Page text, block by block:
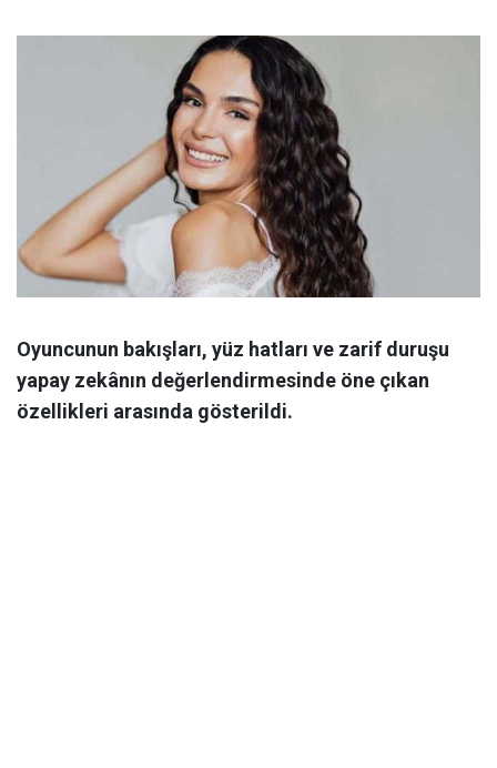
Oyuncunun bakışları, yüz hatları ve zarif duruşu
yapay zekânın değerlendirmesinde öne çıkan
özellikleri arasında gösterildi.